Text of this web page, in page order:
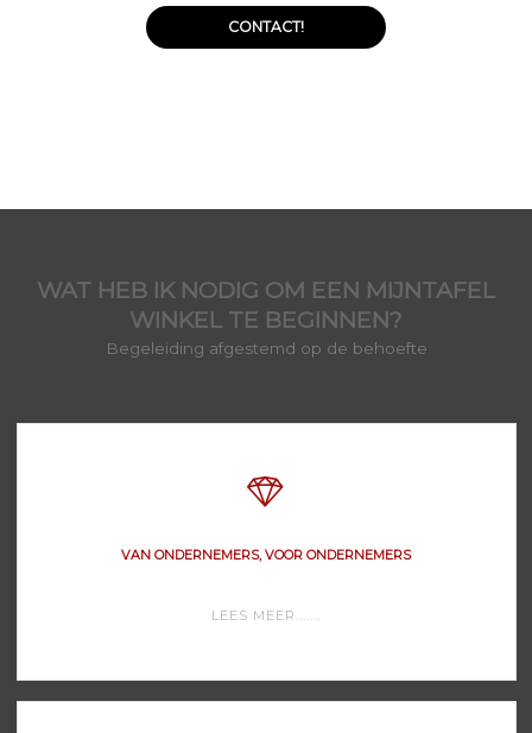
CONTACT!
WAT HEB IK NODIG OM EEN MIJNTAFEL
WINKEL TE BEGINNEN?
Begeleiding afgestemd op de behoefte
VAN ONDERNEMERS, VOOR ONDERNEMERS
LEES MEER.......